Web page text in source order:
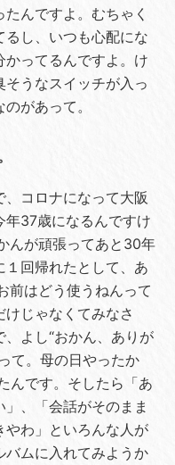
んですよ。むちゃく
し、いつも心配にな
かってるんですよ。け
うなスイッチが入っ
があって。
コロナになって大阪
年37歳になるんですけ
んが頑張ってあと30年
回帰れたとして、あ
前はどう使うねんって
じゃなくてみなさ
よし“おかん、ありが
て。母の日やったか
んです。そしたら「あ
、「会話がそのまま
わ」といろんな人が
バムに入れてみようか